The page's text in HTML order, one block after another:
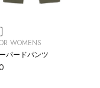
WOMENS
パードパンツ